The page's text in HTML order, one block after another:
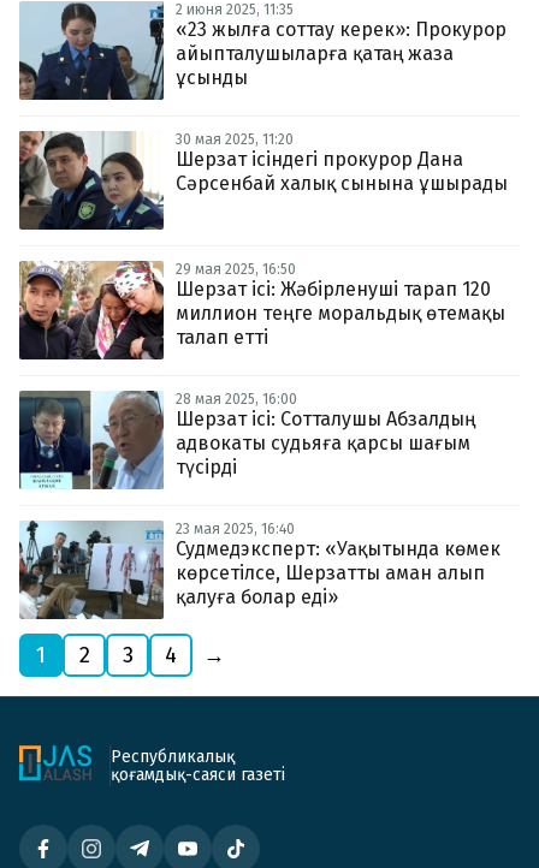
2 июня 2025, 11:35
«23 жылға соттау керек»: Прокурор
айыпталушыларға қатаң жаза
ұсынды
30 мая 2025, 11:20
Шерзат ісіндегі прокурор Дана
Сәрсенбай халық сынына ұшырады
29 мая 2025, 16:50
Шерзат ісі: Жәбірленуші тарап 120
миллион теңге моральдық өтемақы
талап етті
28 мая 2025, 16:00
Шерзат ісі: Сотталушы Абзалдың
адвокаты судьяға қарсы шағым
түсірді
23 мая 2025, 16:40
Судмедэксперт: «Уақытында көмек
көрсетілсе, Шерзатты аман алып
қалуға болар еді»
1 2 3 4 →
Республикалық
қоғамдық-саяси газеті